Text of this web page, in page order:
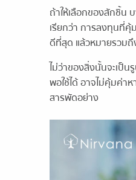
ถ้าให้เลือกของสักชิ้น
เรียกว่า การลงทุนที่
ดีที่สุด แล้วหมายรวมถึ
ไม่ว่าของสิ่งนั้นจะเป็
พอใช้ได้ อาจไม่คุ้มค่า
สารพัดอย่าง